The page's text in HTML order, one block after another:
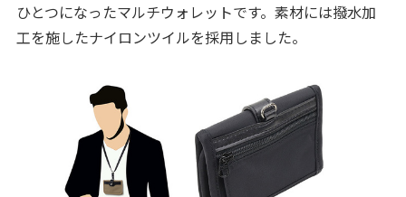
ひとつになったマルチウォレットです。素材には撥水加
工を施したナイロンツイルを採用しました。